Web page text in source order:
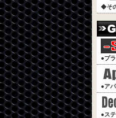
◆そ
●プ
●ア
●ス